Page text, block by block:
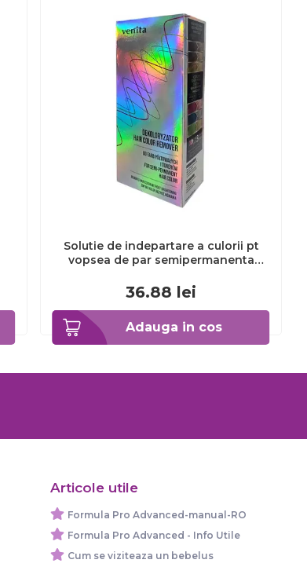
Adauga in cos
Solutie de indepartare a culorii pt
vopsea de par semipermanenta
ml
36.88 lei
Articole utile
Formula Pro Advanced-manual-RO
Formula Pro Advanced - Info Utile
Cum se viziteaza un bebelus